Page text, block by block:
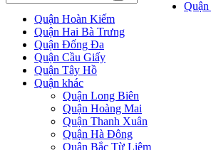
Quận Hoàn Kiếm
Quận Hai Bà Trưng
Quận Đống Đa
Quận Cầu Giấy
Quận Tây Hồ
Quận khác
Quận Long Biên
Quận Hoàng Mai
Quận Thanh Xuân
Quận Hà Đông
Quận Bắc Từ Liêm